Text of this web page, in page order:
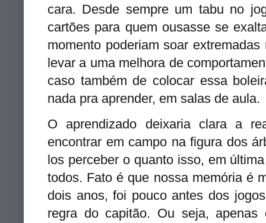
cara. Desde sempre um tabu no
cartões para quem ousasse se
momento poderiam soar
levar a uma melhora de
caso também de colocar essa
nada pra aprender, em salas de aula.
O aprendizado deixaria clara a
encontrar em campo na figura dos
los perceber o quanto isso, em
todos. Fato é que nossa memória é
dois anos, foi pouco antes dos
regra do capitão. Ou seja,